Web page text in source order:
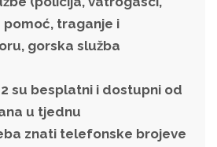
traganje i
gorska služba
su besplatni i dostupni od
u tjednu
znati telefonske brojeve